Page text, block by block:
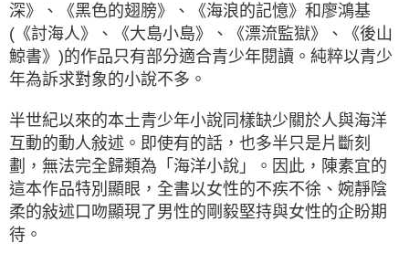
深》、《黑色的翅膀》、《海浪的記憶》和廖鴻基
(《討海人》、《大島小島》、《漂流監獄》、《後山
鯨書》)的作品只有部分適合青少年閱讀。純粹以青少
年為訴求對象的小說不多。
半世紀以來的本土青少年小說同樣缺少關於人與海洋
互動的動人敍述。即使有的話，也多半只是片斷刻
劃，無法完全歸類為「海洋小說」。因此，陳素宜的
這本作品特別顯眼，全書以女性的不疾不徐、婉靜陰
柔的敍述口吻顯現了男性的剛毅堅持與女性的企盼期
待。